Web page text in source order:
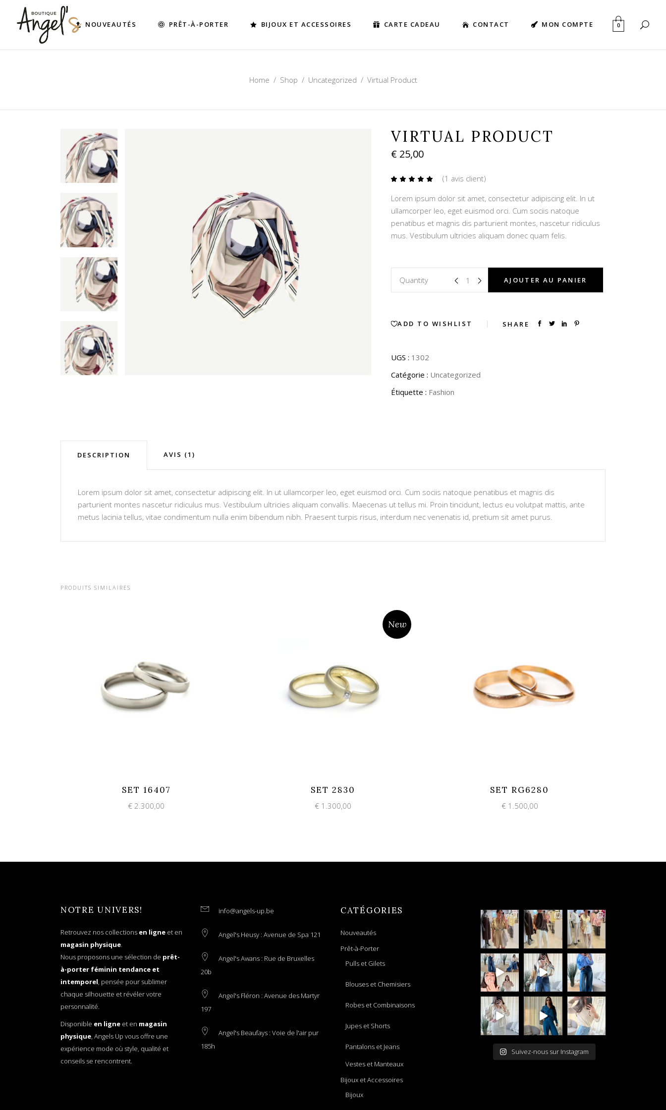
NOUVEAUTÉS PRÊT-À-PORTER BIJOUX ET ACCESSOIRES CARTE CADEAU CONTACT MON COMPTE 0
Home / Shop / Uncategorized / Virtual Product
VIRTUAL PRODUCT
€ 25,00
Noté
basé
1
notation
(1 avis client)
Lorem ipsum dolor sit amet, consectetur adipiscing elit. In ut
ullamcorper leo, eget euismod orci. Cum sociis natoque
penatibus et magnis dis parturient montes, nascetur ridiculus
mus. Vestibulum ultricies aliquam donec quam felis.
Virtual
Quantity AJOUTER AU PANIER
ADD TO WISHLIST SHARE
UGS : 1302
Catégorie : Uncategorized
Étiquette : Fashion
DESCRIPTION AVIS (1)
Lorem ipsum dolor sit amet, consectetur adipiscing elit. In ut ullamcorper leo, eget euismod orci. Cum sociis natoque penatibus et magnis dis
parturient montes nascetur ridiculus mus. Vestibulum ultricies aliquam convallis. Maecenas ut tellus mi. Proin tincidunt, lectus eu volutpat mattis, ante
metus lacinia tellus, vitae condimentum nulla enim bibendum nibh. Praesent turpis risus, interdum nec venenatis id, pretium sit amet purus.
PRODUITS SIMILAIRES
SET 16407
€ 2.300,00
New
SET 2830
€1.300,00
SET RG6280
€1.500,00
NOTRE UNIVERS!
Retrouvez nos collections en ligne et en
magasin physique.
Nous proposons une sélection de prêt-
à-porter féminin tendance et
intemporel, pensée pour sublimer
chaque silhouette et révéler votre
personnalité.
Disponible en ligne et en magasin
physique, Angels Up vous offre une
expérience mode où style, qualité et
conseils se rencontrent.
info@angels-up.be
Angel's Heusy : Avenue de Spa 121
Angel's Awans : Rue de Bruxelles
20b
Angel's Fléron : Avenue des Martyr
197
Angel's Beaufays : Voie de l'air pur
185h
CATÉGORIES
Nouveautés
Prêt-à-Porter
Pulls et Gilets
Blouses et Chemisiers
Robes et Combinaisons
Jupes et Shorts
Pantalons et Jeans
Vestes et Manteaux
Bijoux et Accessoires
Bijoux
Suivez-nous sur Instagram